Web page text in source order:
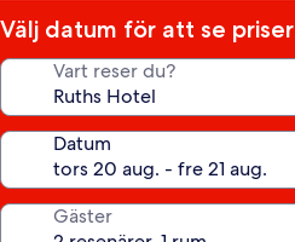
Välj datum för att se priser
Vart reser du?
Datum
Gäster